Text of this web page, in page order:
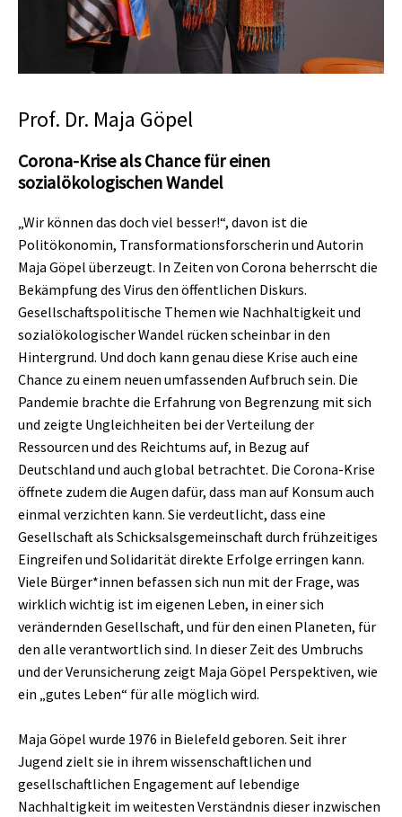
Prof. Dr. Maja Göpel
Corona-Krise als Chance für einen
sozialökologischen Wandel
„Wir können das doch viel besser!“, davon ist die
Politökonomin, Transformationsforscherin und Autorin
Maja Göpel überzeugt. In Zeiten von Corona beherrscht die
Bekämpfung des Virus den öffentlichen Diskurs.
Gesellschaftspolitische Themen wie Nachhaltigkeit und
sozialökologischer Wandel rücken scheinbar in den
Hintergrund. Und doch kann genau diese Krise auch eine
Chance zu einem neuen umfassenden Aufbruch sein. Die
Pandemie brachte die Erfahrung von Begrenzung mit sich
und zeigte Ungleichheiten bei der Verteilung der
Ressourcen und des Reichtums auf, in Bezug auf
Deutschland und auch global betrachtet. Die Corona-Krise
öffnete zudem die Augen dafür, dass man auf Konsum auch
einmal verzichten kann. Sie verdeutlicht, dass eine
Gesellschaft als Schicksalsgemeinschaft durch frühzeitiges
Eingreifen und Solidarität direkte Erfolge erringen kann.
Viele Bürger*innen befassen sich nun mit der Frage, was
wirklich wichtig ist im eigenen Leben, in einer sich
verändernden Gesellschaft, und für den einen Planeten, für
den alle verantwortlich sind. In dieser Zeit des Umbruchs
und der Verunsicherung zeigt Maja Göpel Perspektiven, wie
ein „gutes Leben“ für alle möglich wird.
Maja Göpel wurde 1976 in Bielefeld geboren. Seit ihrer
Jugend zielt sie in ihrem wissenschaftlichen und
gesellschaftlichen Engagement auf lebendige
Nachhaltigkeit im weitesten Verständnis dieser inzwischen